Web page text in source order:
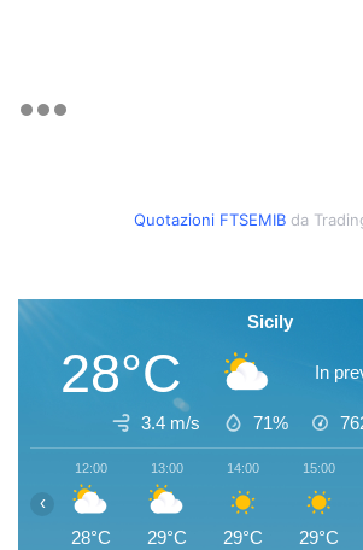
Quotazioni FTSEMIB da
Sicily
28°C In
3.4 m/s 71%
12:00
28°C
13:00
29°C
14:00
29°C
15:00
29°C
‹